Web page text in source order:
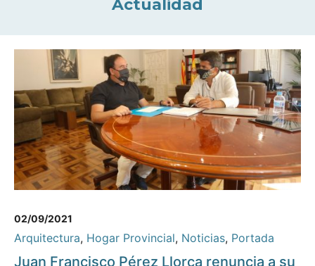
Actualidad
02/09/2021
Arquitectura, Hogar Provincial, Noticias, Portada
Juan Francisco Pérez Llorca renuncia a su